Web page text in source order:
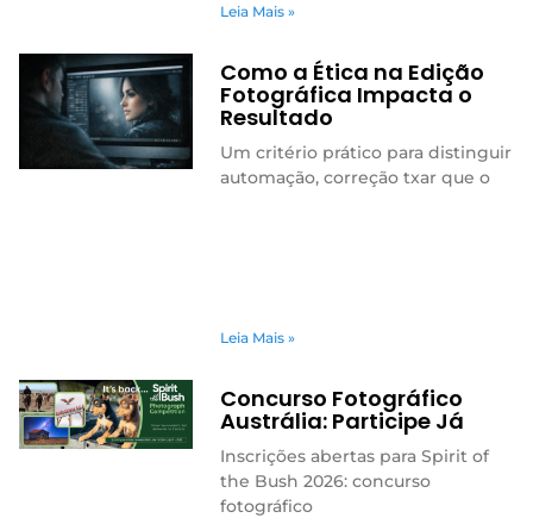
Leia Mais »
Como a Ética na Edição
Fotográfica Impacta o
Resultado
Um critério prático para distinguir
automação, correção txar que o
Leia Mais »
Concurso Fotográfico
Austrália: Participe Já
Inscrições abertas para Spirit of
the Bush 2026: concurso
fotográfico